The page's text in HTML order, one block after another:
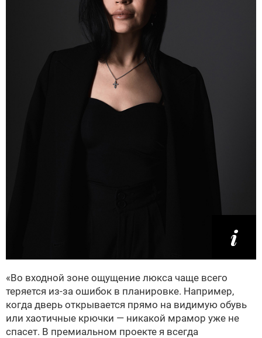
«Во входной зоне ощущение люкса чаще всего
теряется из-за ошибок в планировке. Например,
когда дверь открывается прямо на видимую обувь
или хаотичные крючки — никакой мрамор уже не
спасет. В премиальном проекте я всегда